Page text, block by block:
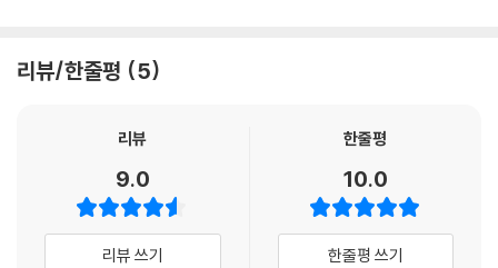
리뷰/한줄평 5
리뷰
9.0
리뷰 쓰기
한줄평
10.0
한줄평 쓰기